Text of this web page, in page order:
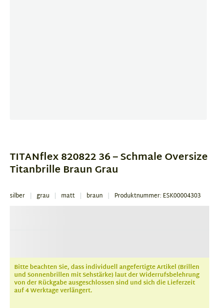
1
TITANflex 820822 36 – Schmale Oversize
Titanbrille Braun Grau
silber grau matt braun Produktnummer: ESK00004303
Bitte beachten Sie, dass individuell angefertigte Artikel (Brillen
und Sonnenbrillen mit Sehstärke) laut der Widerrufsbelehrung
von der Rückgabe ausgeschlossen sind und sich die Lieferzeit
auf 4 Werktage verlängert.